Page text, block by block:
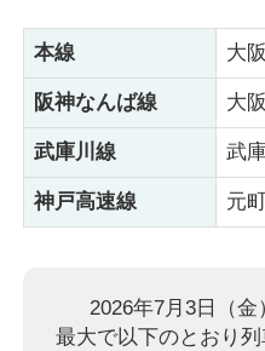
本線 大
阪神なんば線 大
武庫川線 武
神戸高速線 元
2026年7月3日（金
最大で以下のとおり